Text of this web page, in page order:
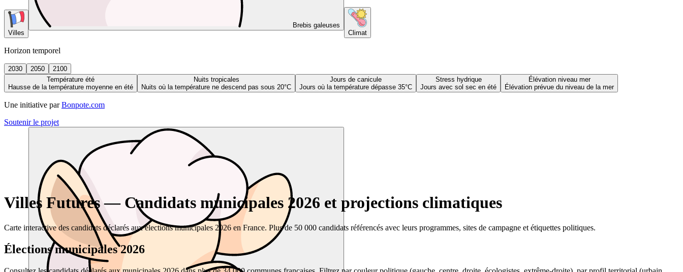
Villes
Brebis galeuses
Climat
Horizon temporel
2030 2050
2100
Température été
Hausse de la température moyenne en été
Nuits tropicales
Nuits où la température ne descend pas sous 20°C
Jours de canicule
Jours où la température dépasse 35°C
Stress hydrique
Jours avec sol sec en été
Élévation niveau mer
Élévation prévue du niveau de la mer
Une initiative par Bonpote.com
Soutenir le projet
Villes Futures — Candidats municipales 2026 et projections climatiques
Carte interactive des candidats déclarés aux élections municipales 2026 en France. Plus de 50 000 candidats référencés avec leurs programmes, sites de campagne et étiquettes politiques.
Élections municipales 2026